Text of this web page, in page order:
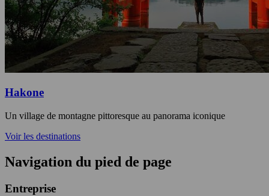
Hakone
Un village de montagne pittoresque au panorama iconique
Voir les destinations
Navigation du pied de page
Entreprise